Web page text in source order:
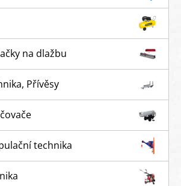
na dlažbu
Přívěsy
technika